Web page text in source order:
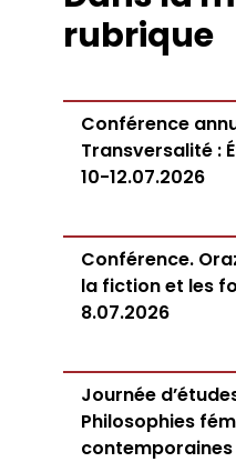
rubrique
Conférence
Transversalité :
10-12.07.2026
Conférence.
la fiction et les
8.07.2026
Journée
Philosophies
contemporaines